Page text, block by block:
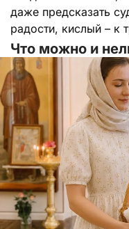
даже предсказать
радости, кислый – к
Что можно и